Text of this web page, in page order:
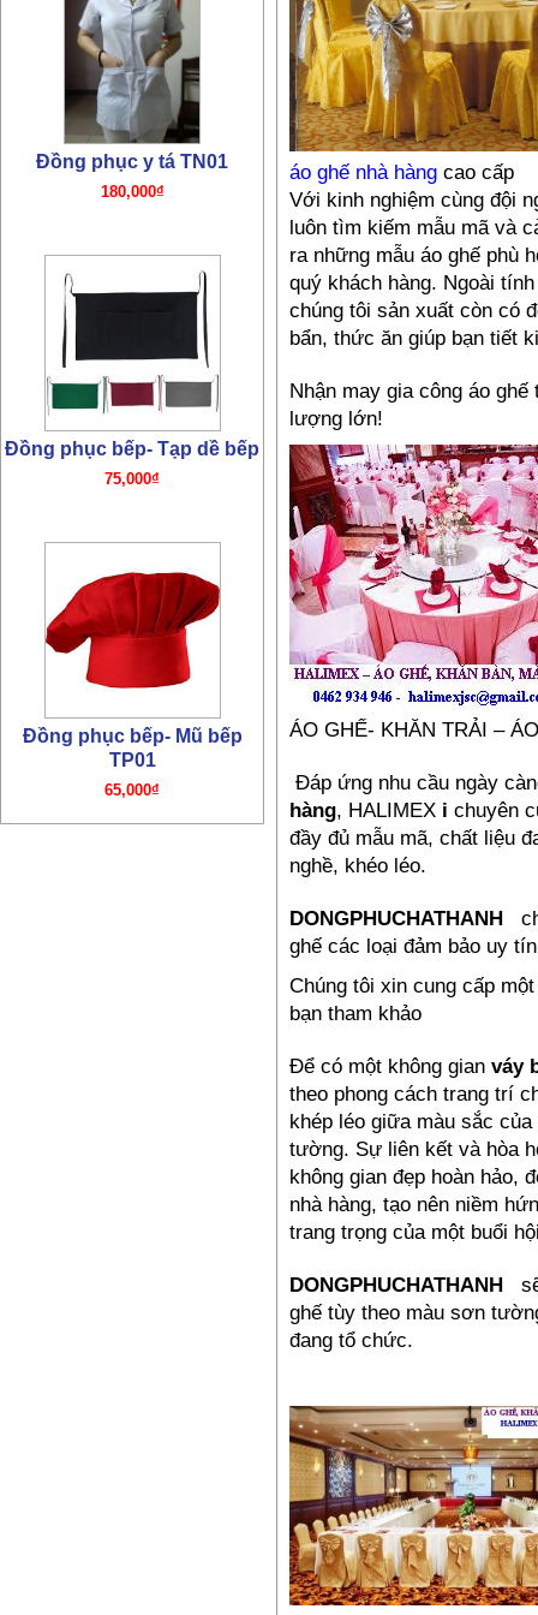
áo ghế nhà hàng cao cấp
Với kinh nghiệm cùng đội
luôn tìm kiếm mẫu mã và
ra những mẫu áo ghế phù
quý khách hàng. Ngoài
chúng tôi sản xuất còn có
bẩn, thức ăn giúp bạn tiết
Nhận may gia công áo
lượng lớn!
ÁO GHẾ- KHĂN TRẢI –
Đáp ứng nhu cầu ngày
hàng, HALIMEX i chuyên
đầy đủ mẫu mã, chất liệu
nghề, khéo léo.
DONGPHUCHATHANH
ghế các loại đảm bảo uy
Chúng tôi xin cung cấp
bạn tham khảo
Để có một không gian váy
theo phong cách trang trí
khép léo giữa màu sắc
tường. Sự liên kết và hòa
không gian đẹp hoàn hảo,
nhà hàng, tạo nên niềm
trang trọng của một buổi
DONGPHUCHATHANH
ghế tùy theo màu sơn
đang tổ chức.
Đồng phục y tá TN01
180,000₫
Đồng phục bếp- Tạp dề bếp
75,000₫
Đồng phục bếp- Mũ bếp
TP01